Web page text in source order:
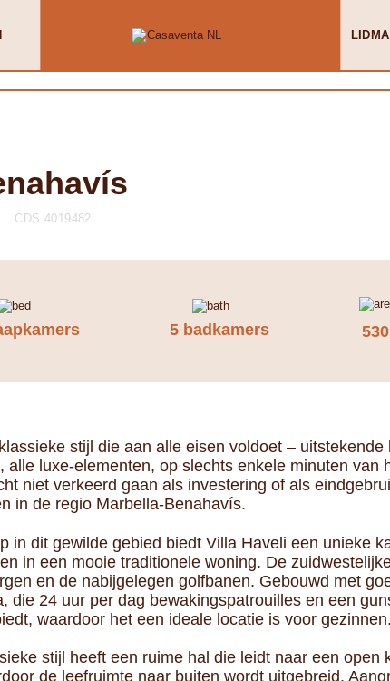
CDS 4019482
5 badkamers
stijl die aan alle eisen voldoet –
luxe-elementen, op slechts enkele minuten van
niet verkeerd gaan als investering of als
in de regio Marbella-Benahavís.
in dit gewilde gebied biedt Villa Haveli een unieke
in een mooie traditionele woning. De
en de nabijgelegen golfbanen. Gebouwd met
die 24 uur per dag bewakingspatrouilles en een
waardoor het een ideale locatie is voor gezinnen.
stijl heeft een ruime hal die leidt naar een open
de leefruimte naar buiten wordt uitgebreid.